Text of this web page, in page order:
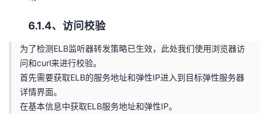
6.1.4、访问校验
为了检测ELB监听器转发策略已生效，此处我们使用浏览器访
问和curl来进行校验。
首先需要获取ELB的服务地址和弹性IP进入到目标弹性服务器
详情界面。
在基本信息中获取ELB服务地址和弹性IP。